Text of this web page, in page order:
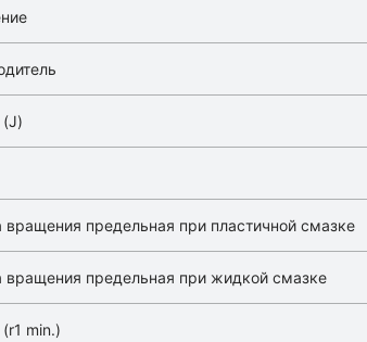
вращения предельная при пластичной смазке
вращения предельная при жидкой смазке
min.)